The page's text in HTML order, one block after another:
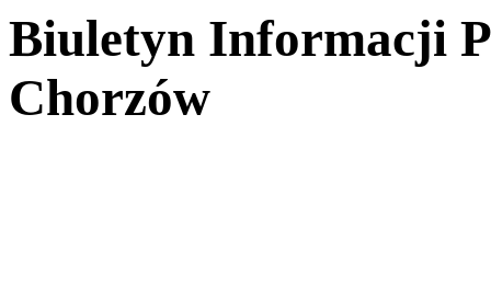
Biuletyn Informacji
Chorzów